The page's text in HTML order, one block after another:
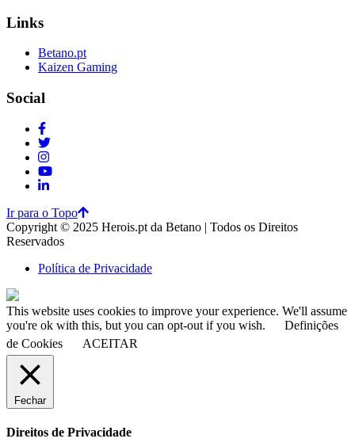
Links
Betano.pt
Kaizen Gaming
Social
Ir para o Topo
Copyright © 2025 Herois.pt da Betano | Todos os Direitos
Reservados
Política de Privacidade
This website uses cookies to improve your experience. We'll assume
you're ok with this, but you can opt-out if you wish.
Definições
de Cookies
ACEITAR
Fechar
Direitos de Privacidade